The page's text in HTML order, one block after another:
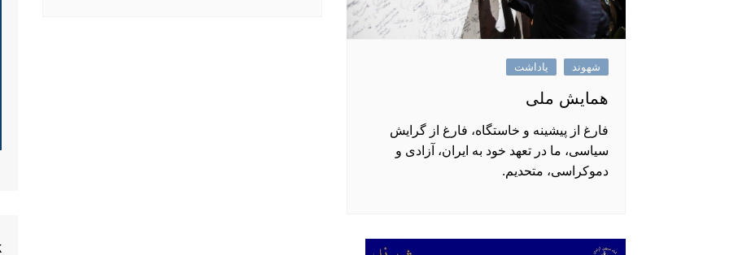
شهوند یاداشت
همایش ملی
فارغ از پیشینه و خاستگاه‌، فارغ از گرایش‌
سیاسی، ما در تعهد خود به ایران، آزادی و
دموکراسی، متحدیم.